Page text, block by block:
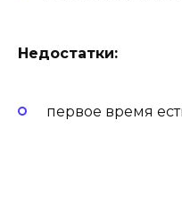
Недостатки:
первое время